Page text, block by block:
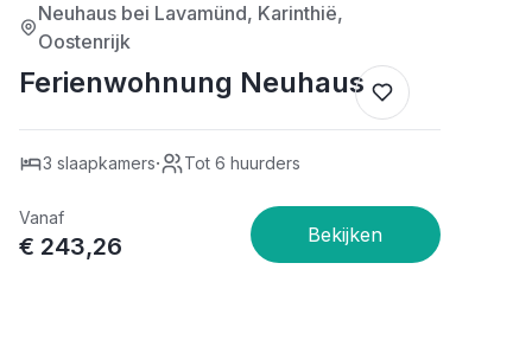
Neuhaus bei Lavamünd, Karinthië,
Oostenrijk
Ferienwohnung Neuhaus
3 slaapkamers· Tot 6 huurders
Vanaf
€ 243,26